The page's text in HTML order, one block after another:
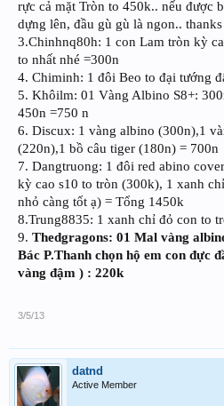
rực cả mặt Tròn to 450k.. nếu được
dựng lên, đầu gù gù là ngon..
3.Chinhnq80h: 1 con Lam tròn kỳ
to nhất nhé =300n
4. Chiminh: 1 đôi Beo to đại tướng
5. Khôilm: 01 Vàng Albino S8+:
450n =750 n
6. Discux: 1 vàng albino (300n),1
(220n),1 bồ câu tiger (180n) = 700n
7. Dangtruong: 1 đôi red abino
kỳ cao s10 to tròn (300k), 1 xanh
nhỏ càng tốt ạ) = Tổng 1450k
8.Trung8835: 1 xanh chỉ đỏ con to
9. Thedgragons: 01 Mal vàng
Bác P.Thanh chọn hộ em con đực
vàng đậm ) : 220k
3/5/13
datnd
Active Member